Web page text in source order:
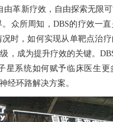
由革新疗效，自由探索无限
众所周知，DBS的疗效一
时，如何实现从单靶点治
，成为提升疗效的关键。
星系统如何赋予临床医生更
经环路解决方案。